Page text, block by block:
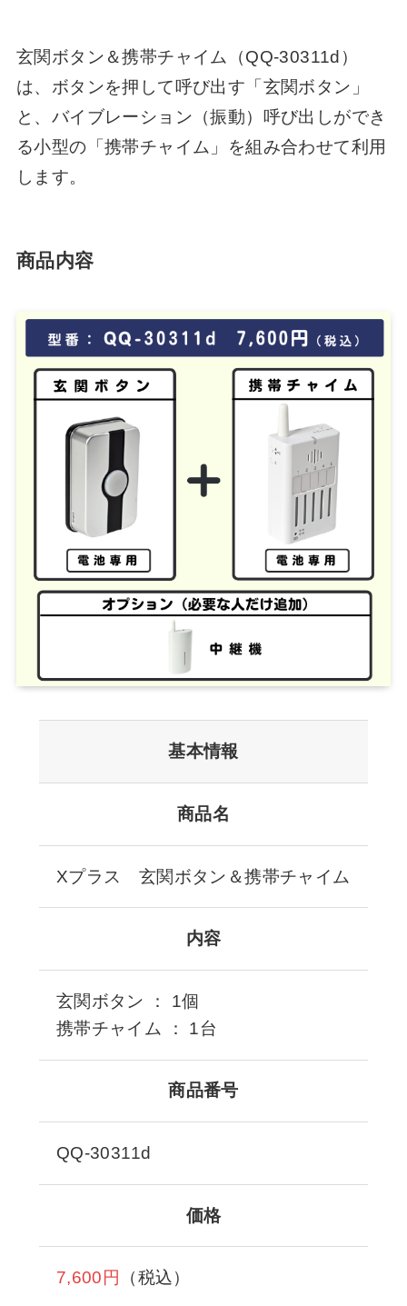
玄関ボタン＆携帯チャイム（QQ-30311d）
は、ボタンを押して呼び出す「玄関ボタン」
と、バイブレーション（振動）呼び出しができ
る小型の「携帯チャイム」を組み合わせて利用
します。
商品内容
基本情報
商品名
Xプラス 玄関ボタン＆携帯チャイム
内容
玄関ボタン ： 1個
携帯チャイム ： 1台
商品番号
QQ-30311d
価格
7,600円 （税込）